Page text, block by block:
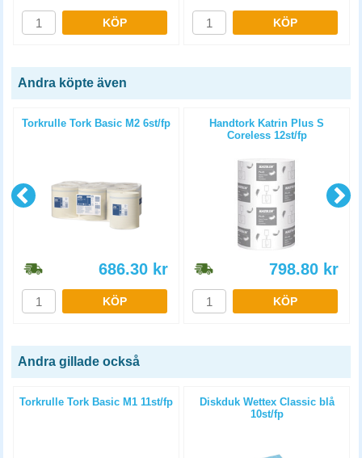
KÖP KÖP
Andra köpte även
Torkrulle Tork Basic M2 6st/fp
686.30 kr
KÖP
Handtork Katrin Plus S
Coreless 12st/fp
798.80 kr
KÖP
Andra gillade också
Torkrulle Tork Basic M1 11st/fp
Diskduk Wettex Classic blå
10st/fp